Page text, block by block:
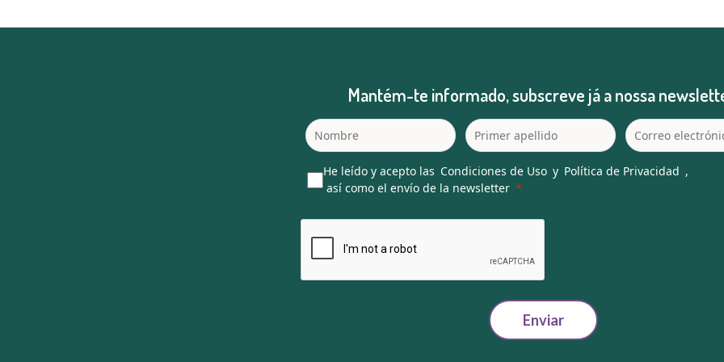
Mantém-te informado, subscreve já a nossa
He leído y acepto las Condiciones de Uso y Política de Privacidad ,
así como el envío de la newsletter
Enviar